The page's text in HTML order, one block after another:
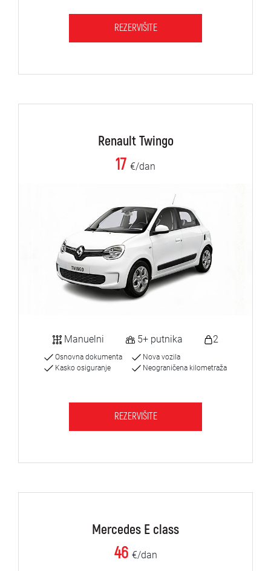
REZERVIŠITE
Renault Twingo
17 €/dan
Manuelni 5+ putnika 2
Osnovna dokumenta
Kasko osiguranje
Nova vozila
Neograničena kilometraža
REZERVIŠITE
Mercedes E class
46 €/dan